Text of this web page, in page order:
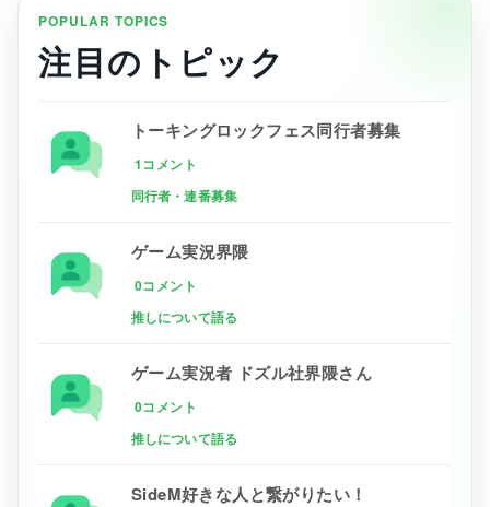
POPULAR TOPICS
注目のトピック
トーキングロックフェス同行者募集
1コメント
同行者・連番募集
ゲーム実況界隈
0コメント
推しについて語る
ゲーム実況者 ドズル社界隈さん
0コメント
推しについて語る
SideM好きな人と繋がりたい！